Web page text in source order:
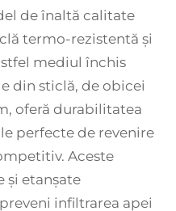
de înaltă calitate
termo-rezistentă și
mediul închis
din sticlă, de obicei
oferă durabilitatea
perfecte de revenire
Aceste
și etanșate
infiltrarea apei